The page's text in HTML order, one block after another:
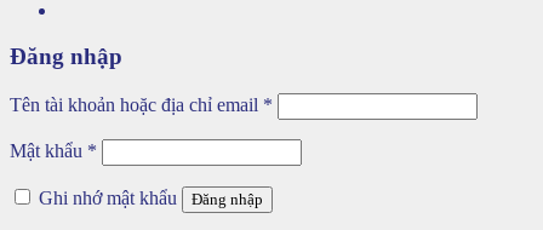
Đăng nhập
Tên tài khoản hoặc địa chỉ email *
buộc
Mật khẩu *
buộc
Ghi nhớ mật khẩu
Đăng nhập